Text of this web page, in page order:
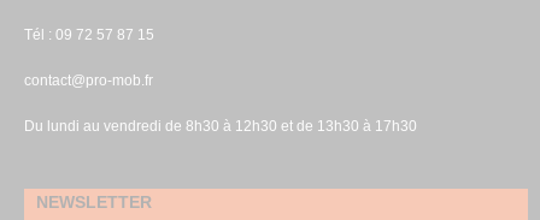
Tél : 09 72 57 87 15
contact@pro-mob.fr
Du lundi au vendredi de 8h30 à 12h30 et de 13h30 à 17h30
NEWSLETTER